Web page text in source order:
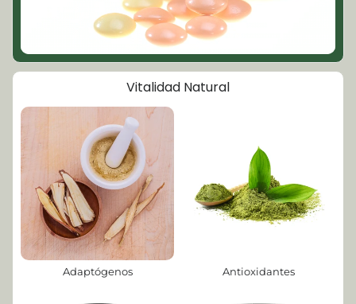
Vitalidad Natural
Adaptógenos Antioxidantes